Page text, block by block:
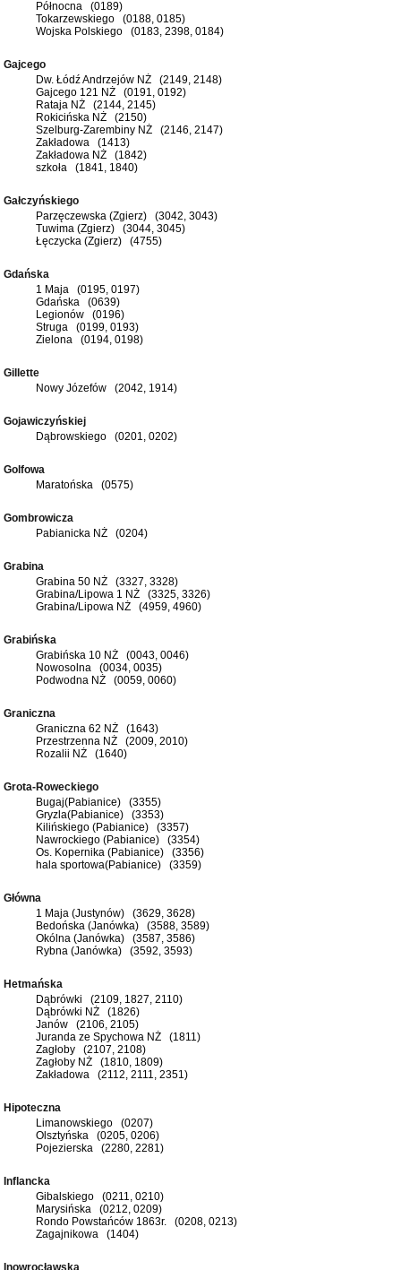
Północna (0189)
Tokarzewskiego (0188, 0185)
Wojska Polskiego (0183, 2398, 0184)
Gajcego
Dw. Łódź Andrzejów NŻ (2149, 2148)
Gajcego 121 NŻ (0191, 0192)
Rataja NŻ (2144, 2145)
Rokicińska NŻ (2150)
Szelburg-Zarembiny NŻ (2146, 2147)
Zakładowa (1413)
Zakładowa NŻ (1842)
szkoła (1841, 1840)
Gałczyńskiego
Parzęczewska (Zgierz) (3042, 3043)
Tuwima (Zgierz) (3044, 3045)
Łęczycka (Zgierz) (4755)
Gdańska
1 Maja (0195, 0197)
Gdańska (0639)
Legionów (0196)
Struga (0199, 0193)
Zielona (0194, 0198)
Gillette
Nowy Józefów (2042, 1914)
Gojawiczyńskiej
Dąbrowskiego (0201, 0202)
Golfowa
Maratońska (0575)
Gombrowicza
Pabianicka NŻ (0204)
Grabina
Grabina 50 NŻ (3327, 3328)
Grabina/Lipowa 1 NŻ (3325, 3326)
Grabina/Lipowa NŻ (4959, 4960)
Grabińska
Grabińska 10 NŻ (0043, 0046)
Nowosolna (0034, 0035)
Podwodna NŻ (0059, 0060)
Graniczna
Graniczna 62 NŻ (1643)
Przestrzenna NŻ (2009, 2010)
Rozalii NŻ (1640)
Grota-Roweckiego
Bugaj(Pabianice) (3355)
Gryzla(Pabianice) (3353)
Kilińskiego (Pabianice) (3357)
Nawrockiego (Pabianice) (3354)
Os. Kopernika (Pabianice) (3356)
hala sportowa(Pabianice) (3359)
Główna
1 Maja (Justynów) (3629, 3628)
Bedońska (Janówka) (3588, 3589)
Okólna (Janówka) (3587, 3586)
Rybna (Janówka) (3592, 3593)
Hetmańska
Dąbrówki (2109, 1827, 2110)
Dąbrówki NŻ (1826)
Janów (2106, 2105)
Juranda ze Spychowa NŻ (1811)
Zagłoby (2107, 2108)
Zagłoby NŻ (1810, 1809)
Zakładowa (2112, 2111, 2351)
Hipoteczna
Limanowskiego (0207)
Olsztyńska (0205, 0206)
Pojezierska (2280, 2281)
Inflancka
Gibalskiego (0211, 0210)
Marysińska (0212, 0209)
Rondo Powstańców 1863r. (0208, 0213)
Zagajnikowa (1404)
Inowrocławska